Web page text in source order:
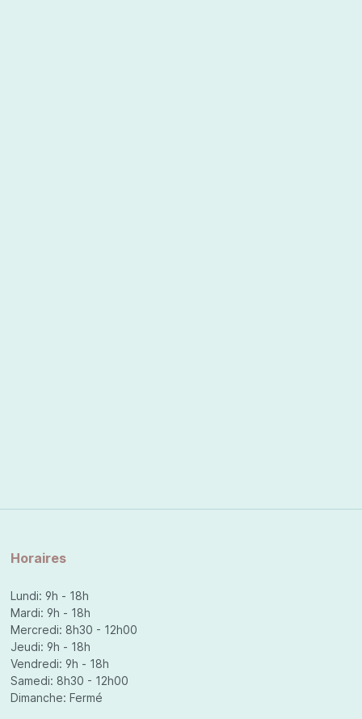
Horaires
Lundi: 9h - 18h
Mardi: 9h - 18h
Mercredi: 8h30 - 12h00
Jeudi: 9h - 18h
Vendredi: 9h - 18h
Samedi: 8h30 - 12h00
Dimanche: Fermé